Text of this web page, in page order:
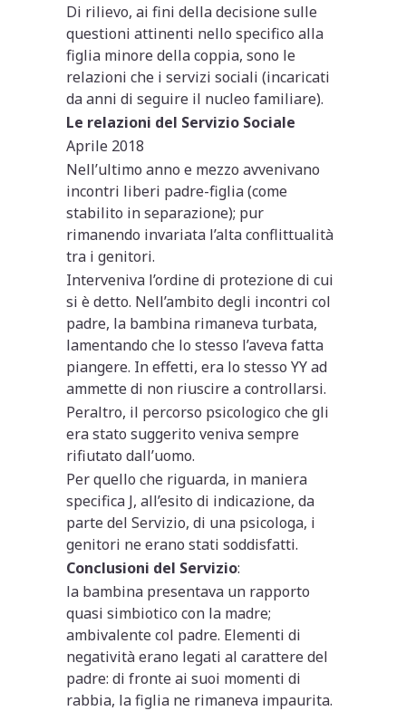
Di rilievo, ai fini della decisione sulle
questioni attinenti nello specifico alla
figlia minore della coppia, sono le
relazioni che i servizi sociali (incaricati
da anni di seguire il nucleo familiare).
Le relazioni del Servizio Sociale
Aprile 2018
Nell’ultimo anno e mezzo avvenivano
incontri liberi padre-figlia (come
stabilito in separazione); pur
rimanendo invariata l’alta conflittualità
tra i genitori.
Interveniva l’ordine di protezione di cui
si è detto. Nell’ambito degli incontri col
padre, la bambina rimaneva turbata,
lamentando che lo stesso l’aveva fatta
piangere. In effetti, era lo stesso YY ad
ammette di non riuscire a controllarsi.
Peraltro, il percorso psicologico che gli
era stato suggerito veniva sempre
rifiutato dall’uomo.
Per quello che riguarda, in maniera
specifica J, all’esito di indicazione, da
parte del Servizio, di una psicologa, i
genitori ne erano stati soddisfatti.
Conclusioni del Servizio:
la bambina presentava un rapporto
quasi simbiotico con la madre;
ambivalente col padre. Elementi di
negatività erano legati al carattere del
padre: di fronte ai suoi momenti di
rabbia, la figlia ne rimaneva impaurita.